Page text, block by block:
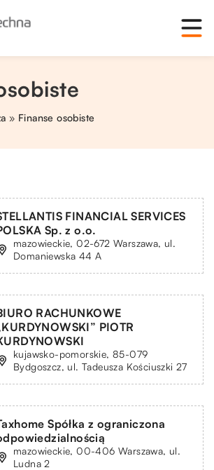
» Finanse osobiste
FINANCIAL SERVICES
Sp. z o.o.
mazowieckie, 02-672 Warszawa, ul.
Domaniewska 44 A
RACHUNKOWE
PIOTR
kujawsko-pomorskie, 85-079
Bydgoszcz, ul. Tadeusza Kościuszki 27
Spółka z ograniczona
mazowieckie, 00-406 Warszawa, ul.
Ludna 2